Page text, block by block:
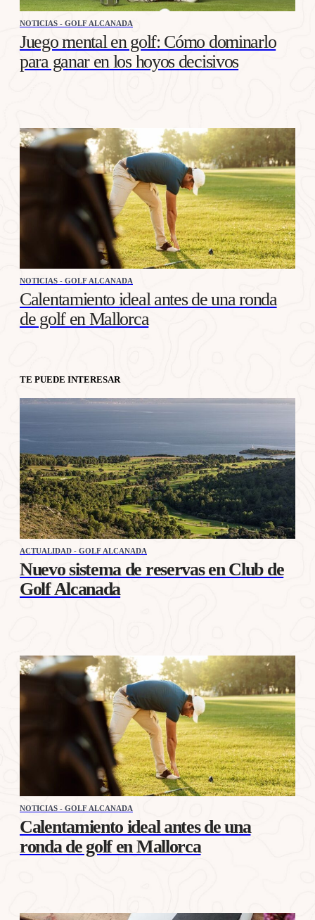
NOTICIAS - GOLF ALCANADA
Juego mental en golf: Cómo dominarlo
para ganar en los hoyos decisivos
NOTICIAS - GOLF ALCANADA
Calentamiento ideal antes de una ronda
de golf en Mallorca
TE PUEDE INTERESAR
ACTUALIDAD - GOLF ALCANADA
Nuevo sistema de reservas en Club de
Golf Alcanada
NOTICIAS - GOLF ALCANADA
Calentamiento ideal antes de una
ronda de golf en Mallorca